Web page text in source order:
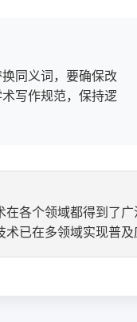
同义词，要确保改
写作规范，保持逻
各个领域都得到了广
术已在多领域实现普